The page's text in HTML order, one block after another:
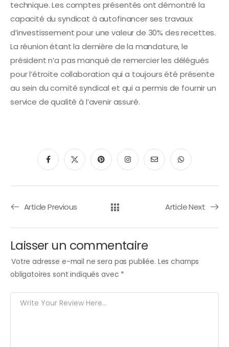
technique. Les comptes présentés ont démontré la
capacité du syndicat à autofinancer ses travaux
d’investissement pour une valeur de 30% des recettes.
La réunion étant la dernière de la mandature, le
président n’a pas manqué de remercier les délégués
pour l’étroite collaboration qui a toujours été présente
au sein du comité syndical et qui a permis de fournir un
service de qualité à l’avenir assuré.
Article Previous Article Next
Laisser un commentaire
Votre adresse e-mail ne sera pas publiée. Les champs
obligatoires sont indiqués avec *